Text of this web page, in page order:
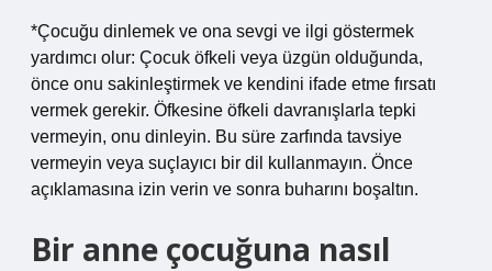
*Çocuğu dinlemek ve ona sevgi ve ilgi göstermek
yardımcı olur: Çocuk öfkeli veya üzgün olduğunda,
önce onu sakinleştirmek ve kendini ifade etme fırsatı
vermek gerekir. Öfkesine öfkeli davranışlarla tepki
vermeyin, onu dinleyin. Bu süre zarfında tavsiye
vermeyin veya suçlayıcı bir dil kullanmayın. Önce
açıklamasına izin verin ve sonra buharını boşaltın.
Bir anne çocuğuna nasıl